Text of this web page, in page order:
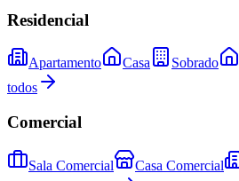
Residencial
Apartamento Casa Sobrado
todos
Comercial
Sala Comercial Casa Comercial